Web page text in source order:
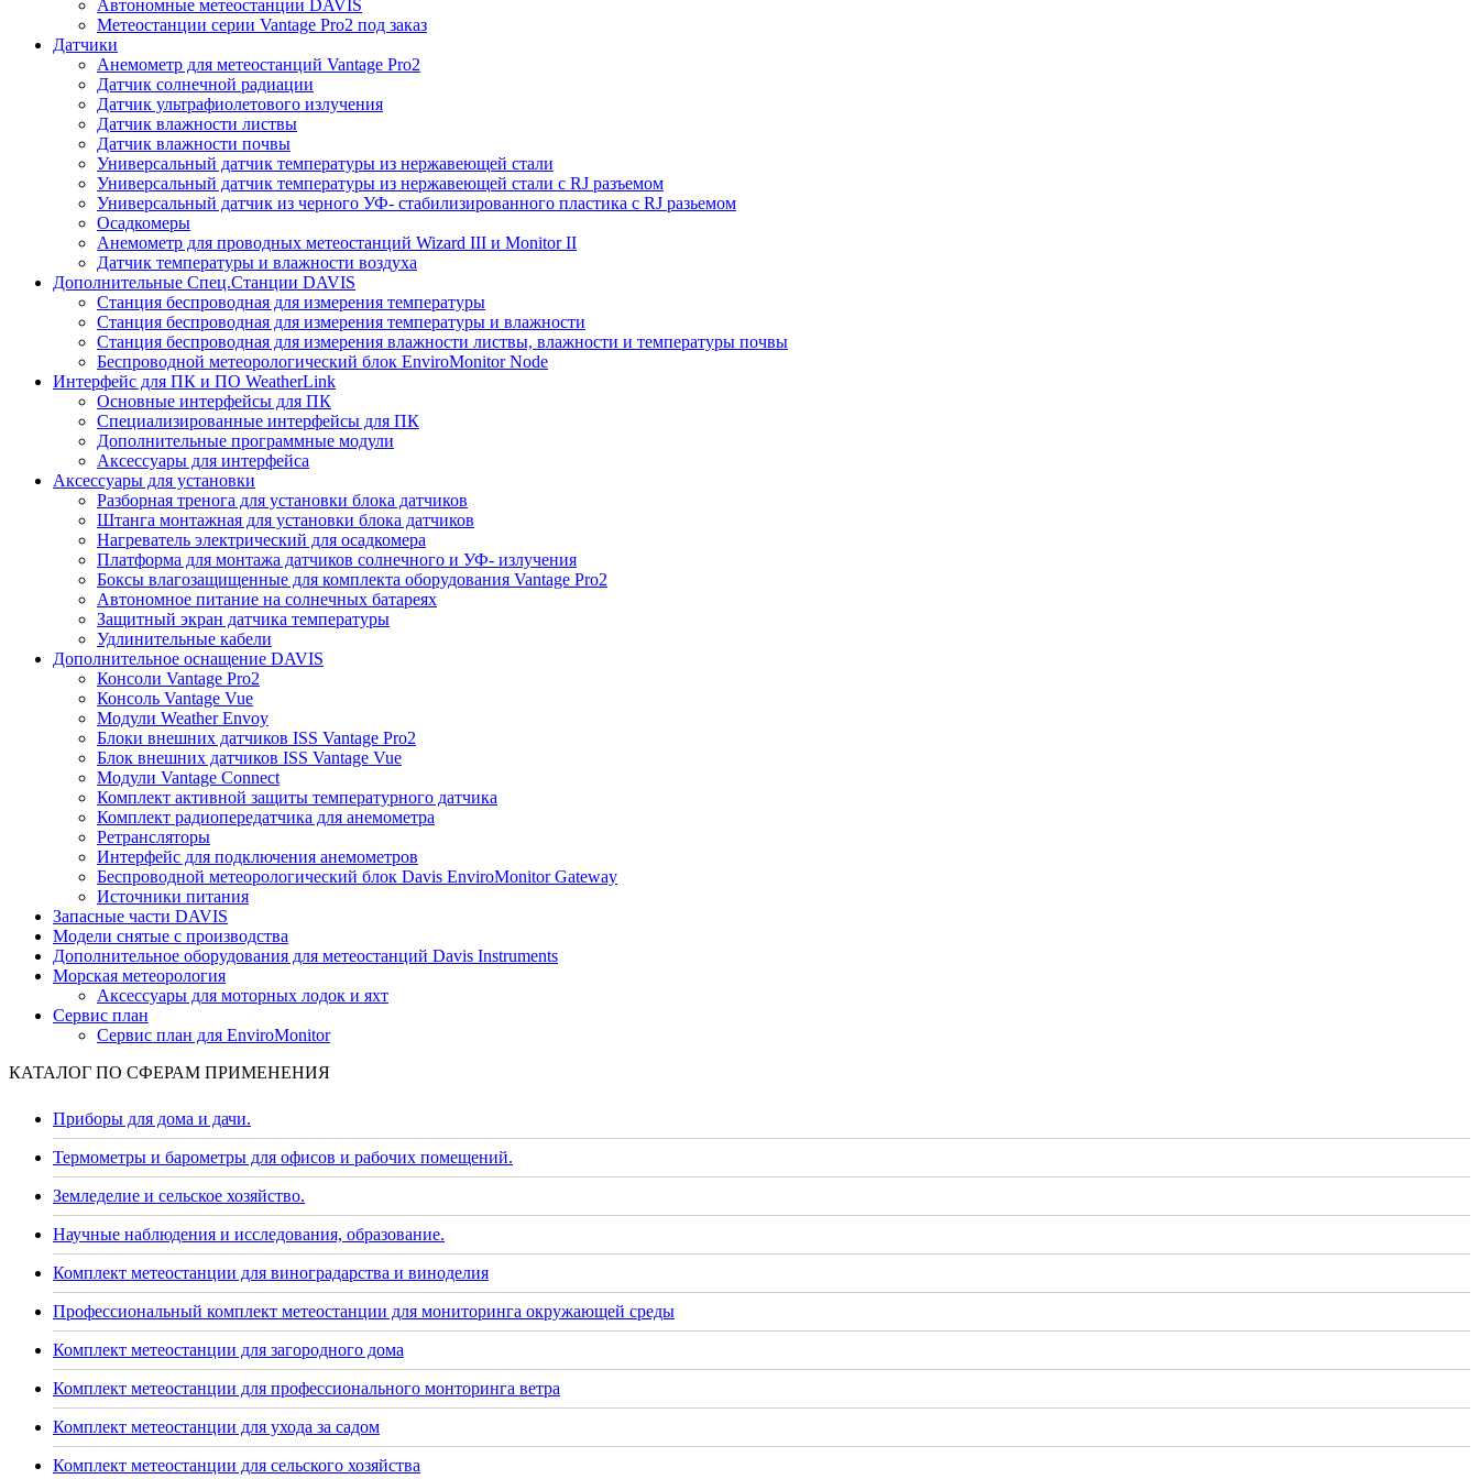
Автономные метеостанции DAVIS
Метеостанции серии Vantage Pro2 под заказ
Датчики
Анемометр для метеостанций Vantage Pro2
Датчик солнечной радиации
Датчик ультрафиолетового излучения
Датчик влажности листвы
Датчик влажности почвы
Универсальный датчик температуры из нержавеющей стали
Универсальный датчик температуры из нержавеющей стали с RJ разъемом
Универсальный датчик из черного УФ- стабилизированного пластика с RJ разьемом
Осадкомеры
Анемометр для проводных метеостанций Wizard III и Monitor II
Датчик температуры и влажности воздуха
Дополнительные Спец.Станции DAVIS
Станция беспроводная для измерения температуры
Станция беспроводная для измерения температуры и влажности
Станция беспроводная для измерения влажности листвы, влажности и температуры почвы
Беспроводной метеорологический блок EnviroMonitor Node
Интерфейс для ПК и ПО WeatherLink
Основные интерфейсы для ПК
Специализированные интерфейсы для ПК
Дополнительные программные модули
Аксессуары для интерфейса
Аксессуары для установки
Разборная тренога для установки блока датчиков
Штанга монтажная для установки блока датчиков
Нагреватель электрический для осадкомера
Платформа для монтажа датчиков солнечного и УФ- излучения
Боксы влагозащищенные для комплекта оборудования Vantage Pro2
Автономное питание на солнечных батареях
Защитный экран датчика температуры
Удлинительные кабели
Дополнительное оснащение DAVIS
Консоли Vantage Pro2
Консоль Vantage Vue
Модули Weather Envoy
Блоки внешних датчиков ISS Vantage Pro2
Блок внешних датчиков ISS Vantage Vue
Модули Vantage Connect
Комплект активной защиты температурного датчика
Комплект радиопередатчика для анемометра
Ретрансляторы
Интерфейс для подключения анемометров
Беспроводной метеорологический блок Davis EnviroMonitor Gateway
Источники питания
Запасные части DAVIS
Модели снятые с производства
Дополнительное оборудования для метеостанций Davis Instruments
Морская метеорология
Аксессуары для моторных лодок и яхт
Сервис план
Сервис план для EnviroMonitor
КАТАЛОГ ПО СФЕРАМ ПРИМЕНЕНИЯ
Приборы для дома и дачи.
Термометры и барометры для офисов и рабочих помещений.
Земледелие и сельское хозяйство.
Научные наблюдения и исследования, образование.
Комплект метеостанции для виноградарства и виноделия
Профессиональный комплект метеостанции для мониторинга окружающей среды
Комплект метеостанции для загородного дома
Комплект метеостанции для профессионального монторинга ветра
Комплект метеостанции для ухода за садом
Комплект метеостанции для сельского хозяйства